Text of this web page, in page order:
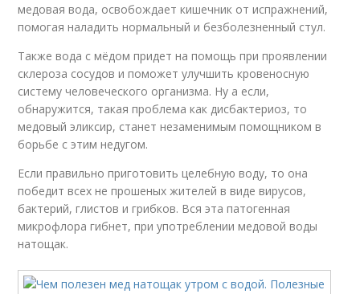
медовая вода, освобождает кишечник от испражнений,
помогая наладить нормальный и безболезненный стул.
Также вода с мёдом придет на помощь при проявлении
склероза сосудов и поможет улучшить кровеносную
систему человеческого организма. Ну а если,
обнаружится, такая проблема как дисбактериоз, то
медовый эликсир, станет незаменимым помощником в
борьбе с этим недугом.
Если правильно приготовить целебную воду, то она
победит всех не прошеных жителей в виде вирусов,
бактерий, глистов и грибков. Вся эта патогенная
микрофлора гибнет, при употреблении медовой воды
натощак.